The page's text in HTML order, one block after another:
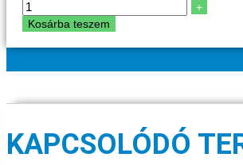
+
Kosárba teszem
KAPCSOLÓDÓ